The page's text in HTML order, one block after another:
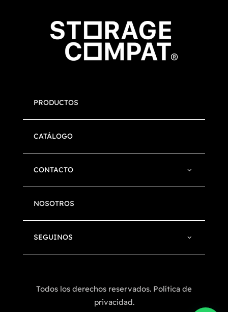
PRODUCTOS
CATÁLOGO
CONTACTO
NOSOTROS
SEGUINOS
Todos los derechos reservados. Política de
privacidad.